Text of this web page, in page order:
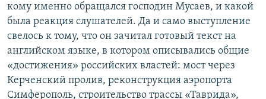
кому именно обращался господин Мусаев, и какой
была реакция слушателей. Да и само выступление
свелось к тому, что он зачитал готовый текст на
английском языке, в котором описывались общие
«достижения» российских властей: мост через
Керченский пролив, реконструкция аэропорта
Симферополь, строительство трассы «Таврида»,